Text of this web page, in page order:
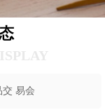
交 易会